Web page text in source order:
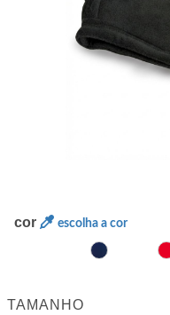
cor escolha a cor
TAMANHO